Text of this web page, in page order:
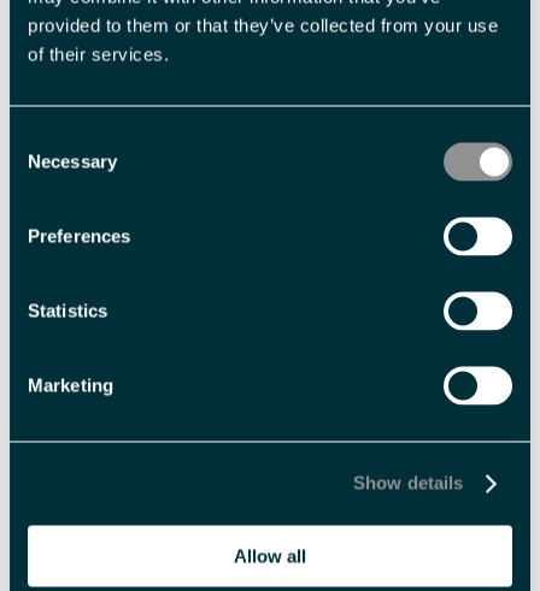
provided to them or that they’ve collected from your use
of their services.
Selection
Necessary
Preferences
Statistics
Marketing
Show details
Allow all
Polarsommer
Varighet